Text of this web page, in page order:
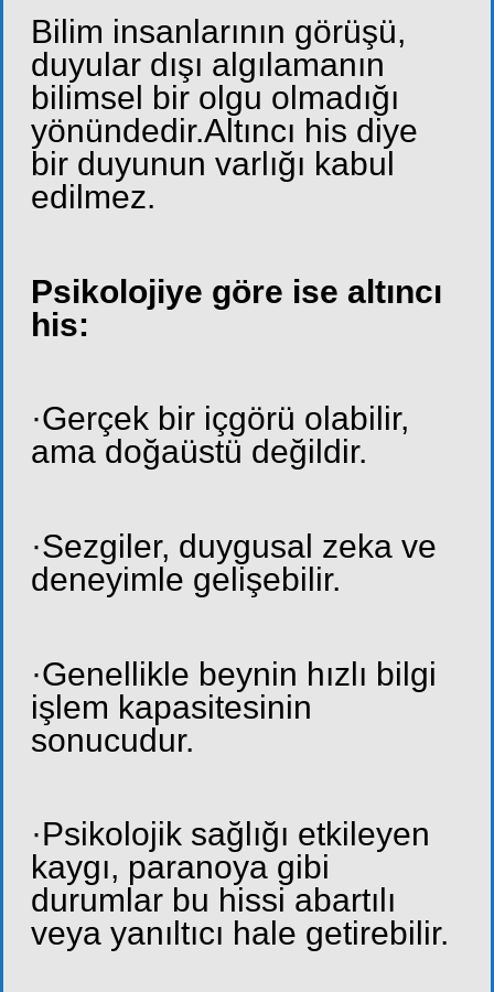
Bilim insanlarının görüşü,
duyular dışı algılamanın
bilimsel bir olgu olmadığı
yönündedir.Altıncı his diye
bir duyunun varlığı kabul
edilmez.
Psikolojiye göre ise altıncı
his:
·Gerçek bir içgörü olabilir,
ama doğaüstü değildir.
·Sezgiler, duygusal zeka ve
deneyimle gelişebilir.
·Genellikle beynin hızlı bilgi
işlem kapasitesinin
sonucudur.
·Psikolojik sağlığı etkileyen
kaygı, paranoya gibi
durumlar bu hissi abartılı
veya yanıltıcı hale getirebilir.